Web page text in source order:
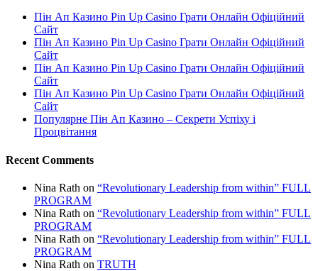
Пін Ап Казино Pin Up Casino Грати Онлайн Офіційний
Сайт
Пін Ап Казино Pin Up Casino Грати Онлайн Офіційний
Сайт
Пін Ап Казино Pin Up Casino Грати Онлайн Офіційний
Сайт
Пін Ап Казино Pin Up Casino Грати Онлайн Офіційний
Сайт
Популярне Пін Ап Казино – Секрети Успіху і
Процвітання
Recent Comments
Nina Rath on “Revolutionary Leadership from within” FULL
PROGRAM
Nina Rath on “Revolutionary Leadership from within” FULL
PROGRAM
Nina Rath on “Revolutionary Leadership from within” FULL
PROGRAM
Nina Rath on TRUTH